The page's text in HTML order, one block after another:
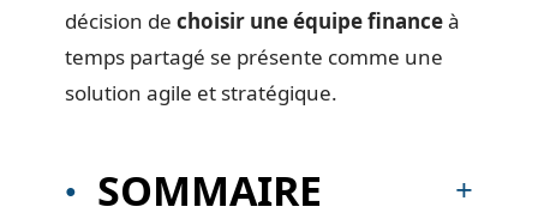
décision de choisir une équipe financeà
temps partagé se présente comme une
solution agile et stratégique.
SOMMAIRE